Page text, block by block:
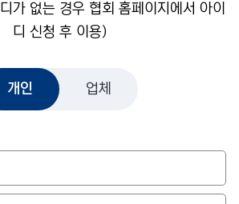
가 없는 경우 협회 홈페이지에서 아이
디 신청 후 이용)
개인 업체